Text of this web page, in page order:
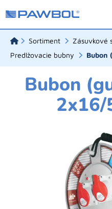
Sortiment
Zásuvkové
Predlžovacie bubny
Bubon
Bubon
2x16/